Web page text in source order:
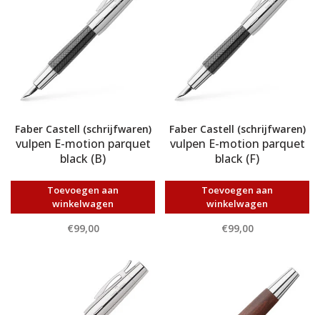
Faber Castell (schrijfwaren)
vulpen E-motion parquet
black (B)
Toevoegen aan
winkelwagen
€99,00
Faber Castell (schrijfwaren)
vulpen E-motion parquet
black (F)
Toevoegen aan
winkelwagen
€99,00